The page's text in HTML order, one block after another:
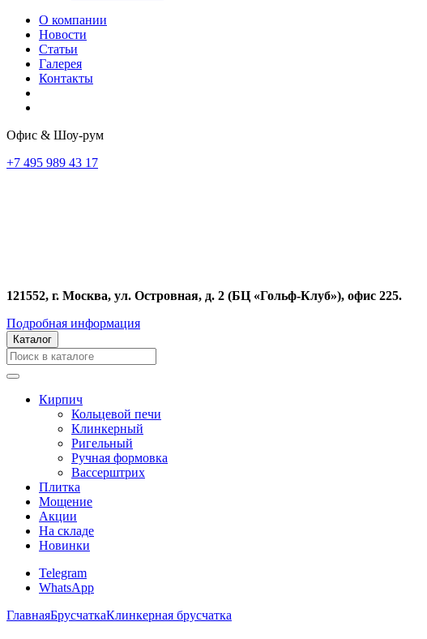
О компании
Новости
Статьи
Галерея
Контакты
Офис & Шоу-рум
+7 495 989 43 17
121552, г. Москва, ул. Островная, д. 2 (БЦ «Гольф-Клуб»), офис 225.
Подробная информация
Каталог
Кирпич
Кольцевой печи
Клинкерный
Ригельный
Ручная формовка
Вассерштрих
Плитка
Мощение
Акции
На складе
Новинки
Telegram
WhatsApp
ГлавнаяБрусчаткаКлинкерная брусчатка